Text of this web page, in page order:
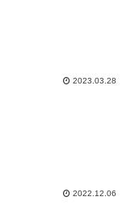
2023.03.28
2022.12.06